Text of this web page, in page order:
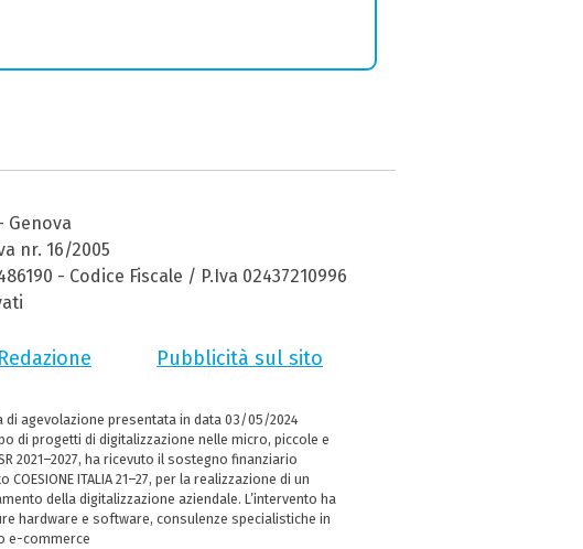
Genova
nr. 16/2005
- Codice Fiscale / P.Iva 02437210996
Redazione Pubblicità sul sito
di agevolazione presentata in data 03/05/2024
di progetti di digitalizzazione nelle micro, piccole e
2021–2027, ha ricevuto il sostegno finanziario
ITALIA 21–27, per la realizzazione di un
della digitalizzazione aziendale. L’intervento ha
hardware e software, consulenze specialistiche in
e-commerce